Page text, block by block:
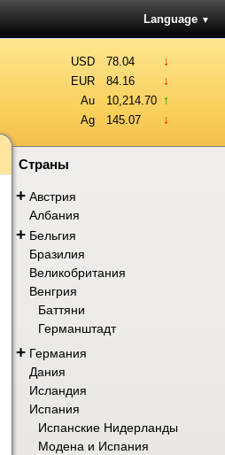
Language ▼
USD 78.04 ↓
EUR 84.16 ↓
Au 10,214.70 ↑
Ag 145.07 ↓
Страны
+ Австрия
Албания
+ Бельгия
Бразилия
Великобритания
Венгрия
Баттяни
Германштадт
+ Германия
Дания
Исландия
Испания
Испанские Нидерланды
Модена и Испания